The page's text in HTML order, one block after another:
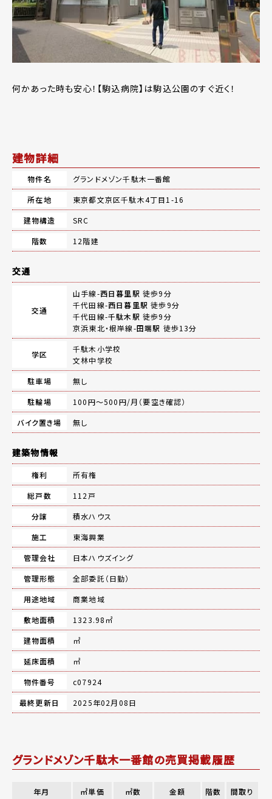
何かあった時も安心！【駒込病院】は駒込公園のすぐ近く！
建物詳細
物件名
グランドメゾン千駄木一番館
所在地
東京都文京区千駄木4丁目1-16
建物構造
SRC
階数
12階建
交通
交通
山手線-西日暮里駅 徒歩9分
千代田線-西日暮里駅 徒歩9分
千代田線-千駄木駅 徒歩9分
京浜東北・根岸線-田端駅 徒歩13分
学区
千駄木小学校
文林中学校
駐車場
無し
駐輪場
100円～500円/月（要空き確認）
バイク置き場
無し
建築物情報
権利
所有権
総戸数
112戸
分譲
積水ハウス
施工
東海興業
管理会社
日本ハウズイング
管理形態
全部委託（日勤）
用途地域
商業地域
敷地面積
1323.98㎡
建物面積
㎡
延床面積
㎡
物件番号
c07924
最終更新日
2025年02月08日
グランドメゾン千駄木一番館の売買掲載履歴
年月 ㎡単価 ㎡数 金額 階数
間取り